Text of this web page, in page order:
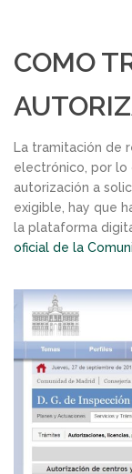
COMO
La tramitación de
electrónico, por lo
autorización a
exigible, hay que
la plataforma
oficial de la